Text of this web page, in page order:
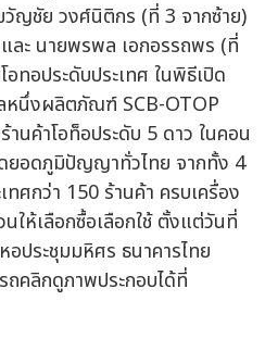
ญชัย วงศ์นิติกร (ที่ 3 จากซ้าย)
ะ นายพรพล เอกอรรถพร (ที่
อทอประดับประเทศ ในพิธีเปิด
นึ่งผลิตภัณฑ์ SCB-OTOP
นค้าโอท็อประดับ 5 ดาว ในคอน
ยอดภูมิปัญญาทั่วไทย จากทั้ง 4
ศกว่า 150 ร้านค้า ครบเครื่อง
ให้เลือกซื้อเลือกใช้ ตั้งแต่วันที่
ประชุมมหิศร ธนาคารไทย
คลิกดูภาพประกอบได้ที่